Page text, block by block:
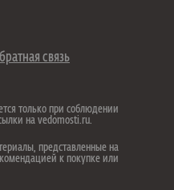
связь
только при соблюдении
на vedomosti.ru.
представленные на
к покупке или